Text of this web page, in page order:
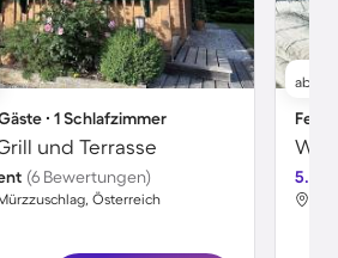
∙ 1 Schlafzimmer
und Terrasse
(6 Bewertungen)
Österreich
ab
5.0